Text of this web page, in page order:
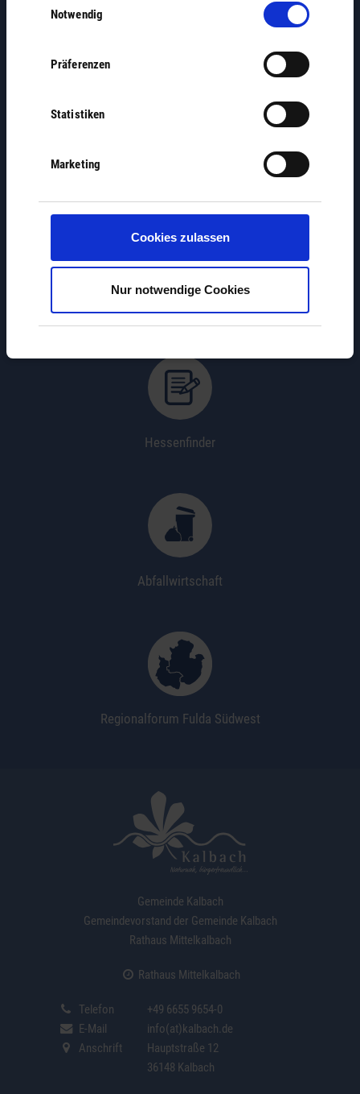
Notwendig
Präferenzen
Statistiken
Marketing
Cookies zulassen
Nur notwendige Cookies
Hessenfinder
Abfallwirtschaft
Regionalforum Fulda Südwest
Gemeinde Kalbach
Gemeindevorstand der Gemeinde Kalbach
Rathaus Mittelkalbach
Rathaus Mittelkalbach
Telefon
+49 6655 9654-0
E-Mail
info(at)kalbach.de
Anschrift
Hauptstraße 12
36148 Kalbach